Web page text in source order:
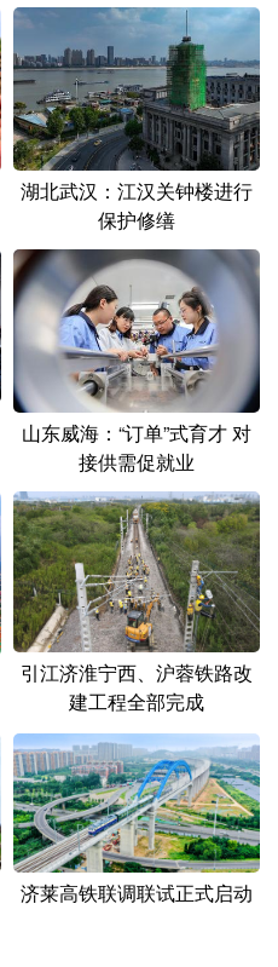
青海 宁夏
黑龙江
日本語 한국어
湖北武汉：江汉关钟楼进行
保护修缮
山东威海：“订单”式育才 对
接供需促就业
引江济淮宁西、沪蓉铁路改
建工程全部完成
济莱高铁联调联试正式启动